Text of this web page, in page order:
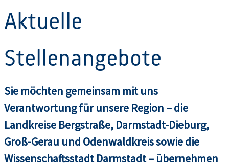
Aktuelle
Stellenangebote
Sie möchten gemeinsam mit uns
Verantwortung für unsere Region – die
Landkreise Bergstraße, Darmstadt-Dieburg,
Groß-Gerau und Odenwaldkreis sowie die
Wissenschaftsstadt Darmstadt – übernehmen